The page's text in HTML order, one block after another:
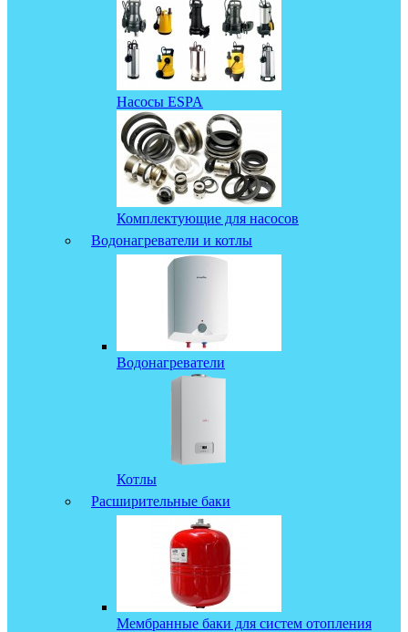
Насосы ESPA
Комплектующие для насосов
Водонагреватели и котлы
Водонагреватели
Котлы
Расширительные баки
Мембранные баки для систем отопления